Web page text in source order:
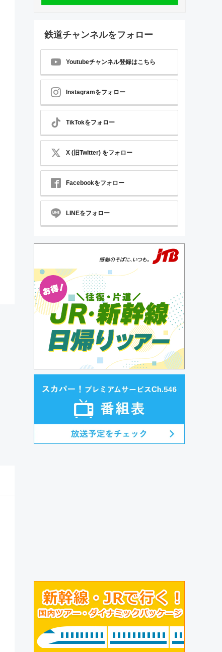
鉄道チャンネルをフォロー
Youtubeチャンネル登録はこちら
Instagramをフォロー
TikTokをフォロー
X (旧Twitter) をフォロー
Facebookをフォロー
LINEをフォロー